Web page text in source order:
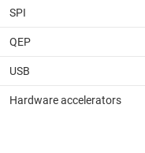
SPI
QEP
USB
Hardware accelerators